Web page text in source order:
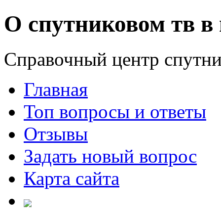
О спутниковом тв в
Справочный центр
Главная
Топ вопросы и ответы
Отзывы
Задать новый вопрос
Карта сайта